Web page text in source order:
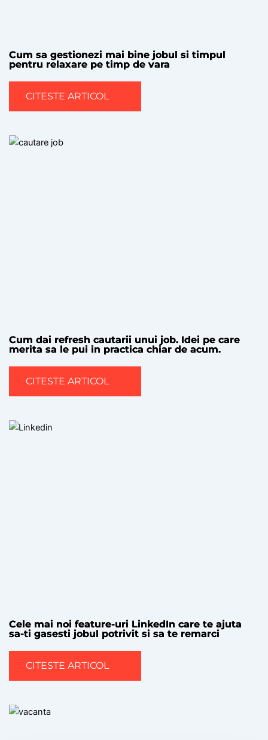
Cum sa gestionezi mai bine jobul si timpul
pentru relaxare pe timp de vara
CITESTE ARTICOL
Cum dai refresh cautarii unui job. Idei pe care
merita sa le pui in practica chiar de acum.
CITESTE ARTICOL
Cele mai noi feature-uri LinkedIn care te ajuta
sa-ti gasesti jobul potrivit si sa te remarci
CITESTE ARTICOL